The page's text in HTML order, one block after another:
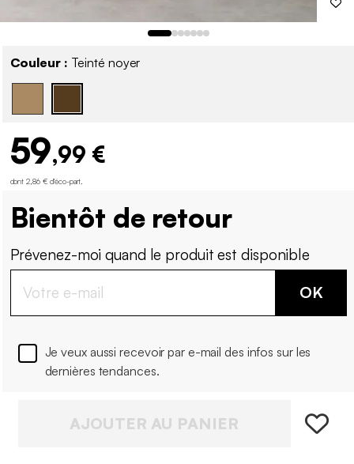
Couleur : Teinté noyer
59,99 €
dont 2,86 € d'éco-part
Bientôt de retour
Prévenez-moi quand le produit est disponible
OK
Je veux aussi recevoir par e-mail des infos sur les
dernières tendances.
AJOUTER AU PANIER